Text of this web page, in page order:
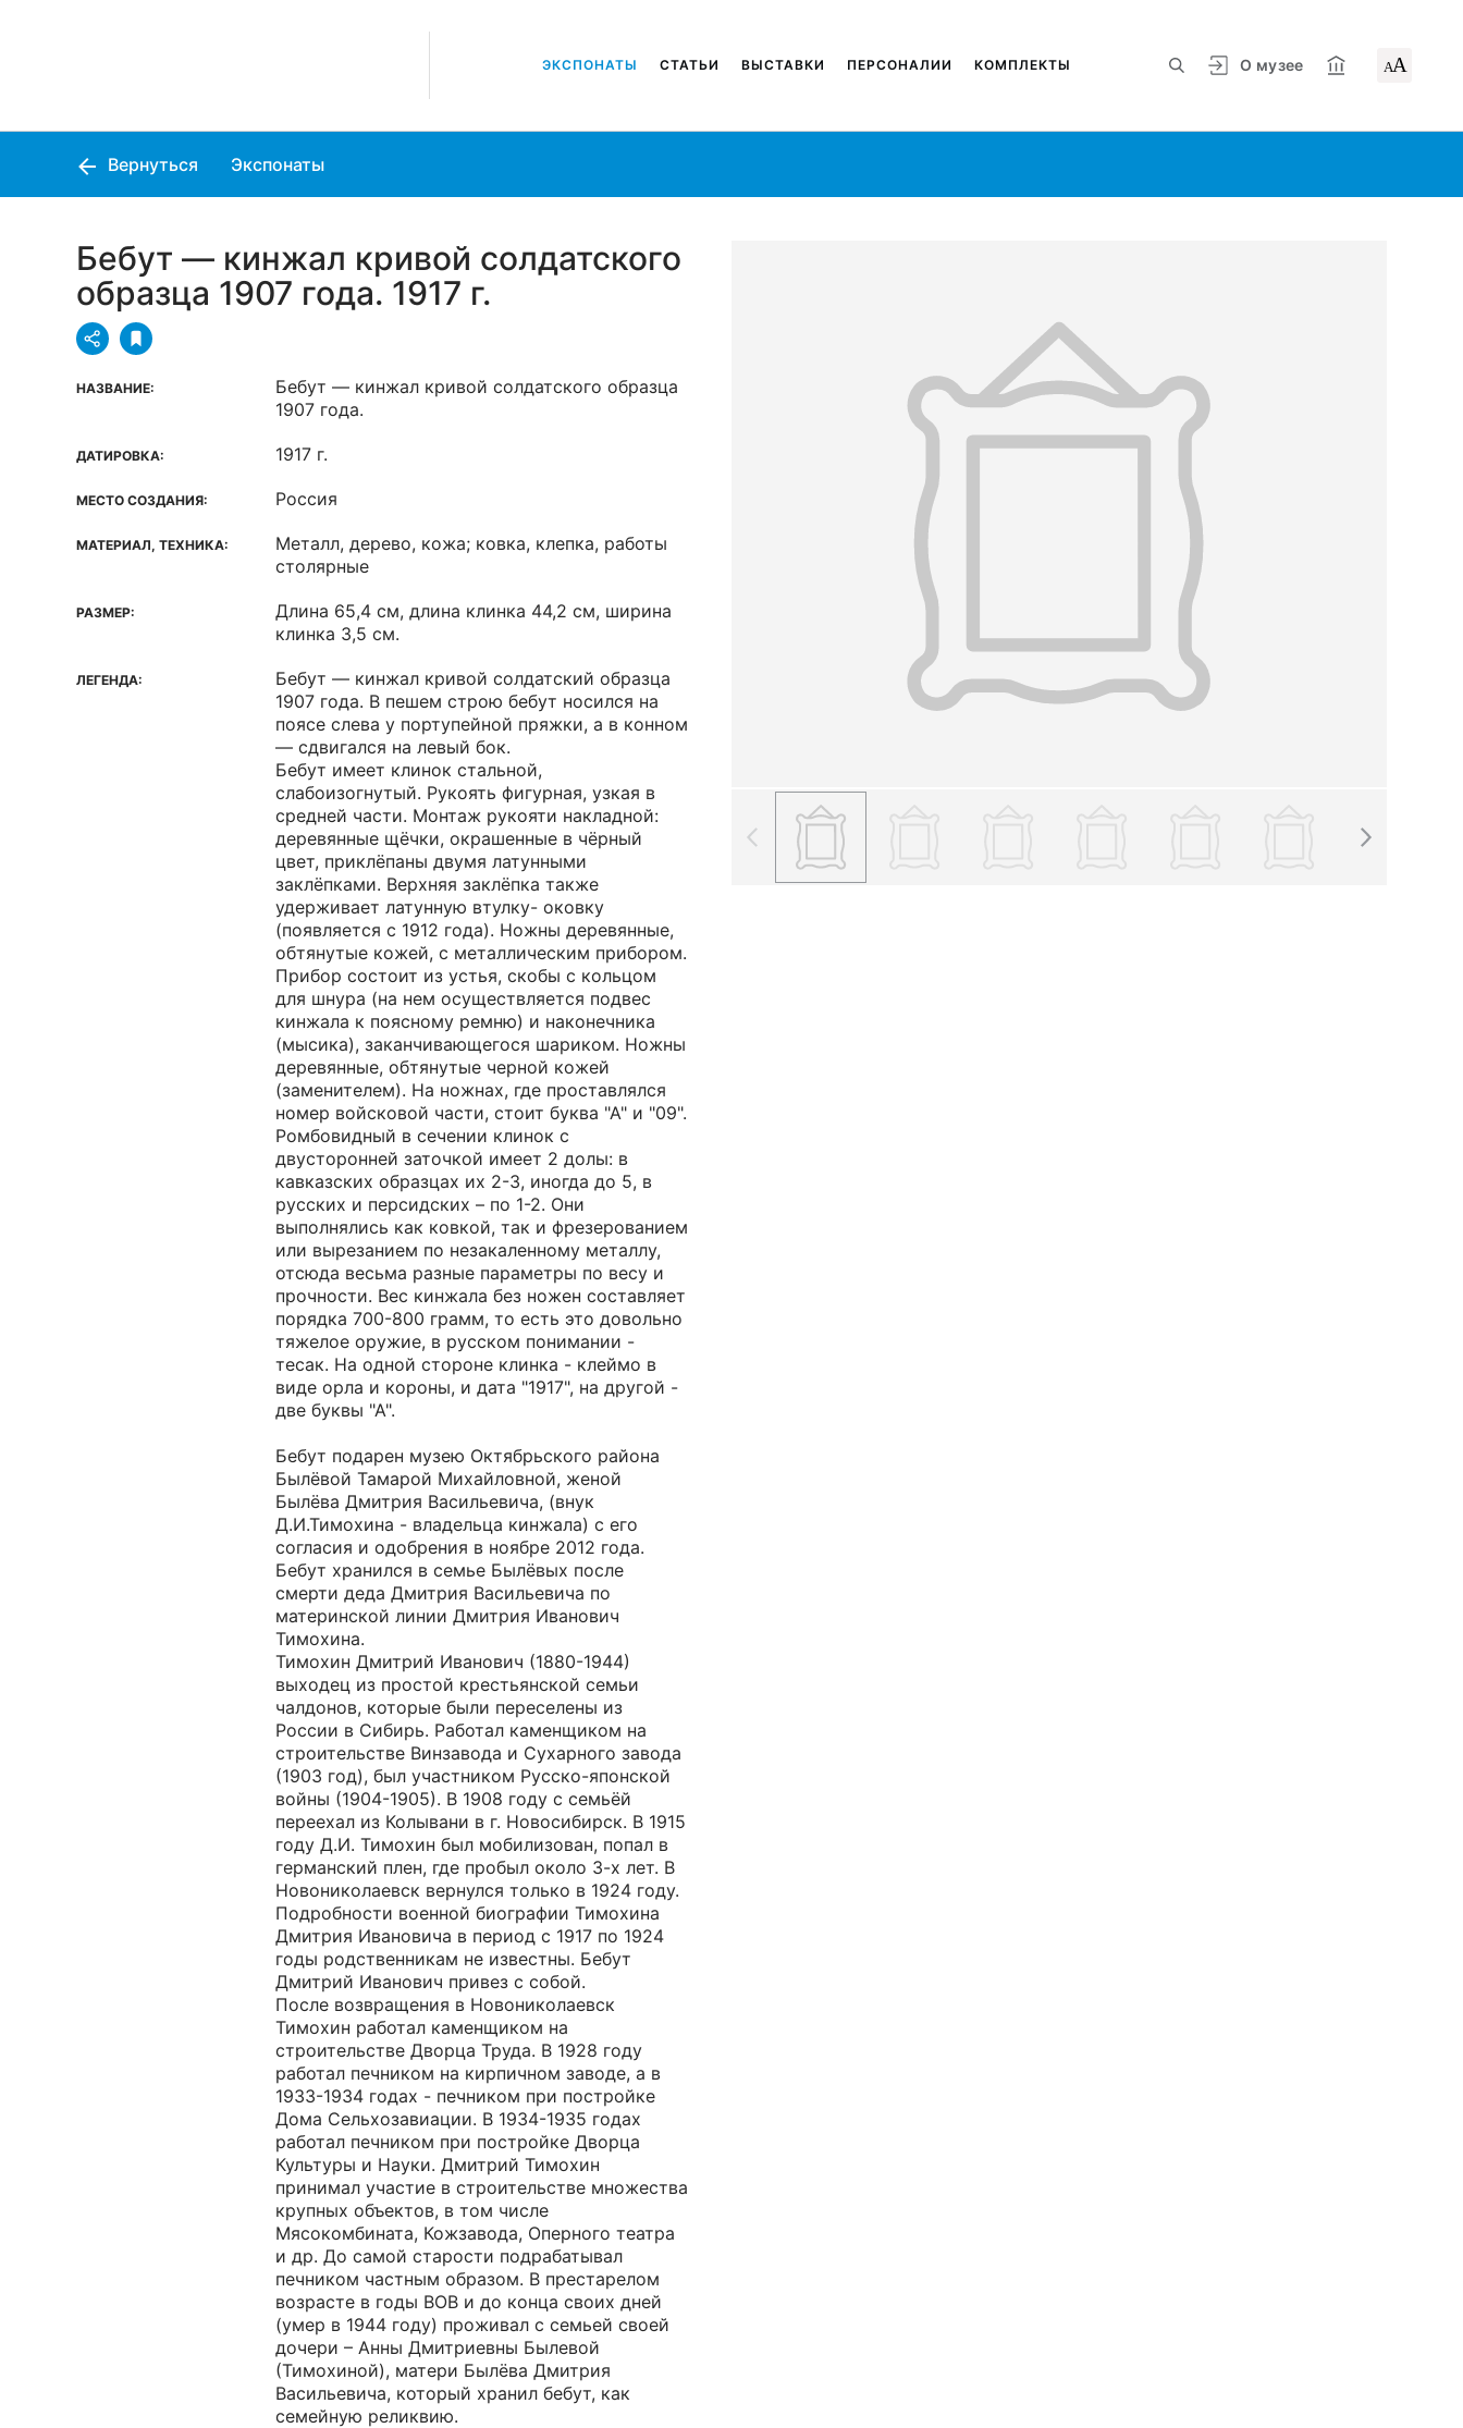
О музее АА
ЭКСПОНАТЫ СТАТЬИ ВЫСТАВКИ ПЕРСОНАЛИИ КОМПЛЕКТЫ
Вернуться Экспонаты
Бебут — кинжал кривой солдатского
образца 1907 года. 1917 г.
НАЗВАНИЕ:
Бебут — кинжал кривой солдатского образца
1907 года.
ДАТИРОВКА: 1917 г.
МЕСТО СОЗДАНИЯ: Россия
МАТЕРИАЛ, ТЕХНИКА:
Металл, дерево, кожа; ковка, клепка, работы
столярные
РАЗМЕР:
Длина 65,4 см, длина клинка 44,2 см, ширина
клинка 3,5 см.
ЛЕГЕНДА:
Бебут — кинжал кривой солдатский образца
1907 года. В пешем строю бебут носился на
поясе слева у портупейной пряжки, а в конном
— сдвигался на левый бок.
Бебут имеет клинок стальной,
слабоизогнутый. Рукоять фигурная, узкая в
средней части. Монтаж рукояти накладной:
деревянные щёчки, окрашенные в чёрный
цвет, приклёпаны двумя латунными
заклёпками. Верхняя заклёпка также
удерживает латунную втулку- оковку
(появляется с 1912 года). Ножны деревянные,
обтянутые кожей, с металлическим прибором.
Прибор состоит из устья, скобы с кольцом
для шнура (на нем осуществляется подвес
кинжала к поясному ремню) и наконечника
(мысика), заканчивающегося шариком. Ножны
деревянные, обтянутые черной кожей
(заменителем). На ножнах, где проставлялся
номер войсковой части, стоит буква "А" и "09".
Ромбовидный в сечении клинок с
двусторонней заточкой имеет 2 долы: в
кавказских образцах их 2-3, иногда до 5, в
русских и персидских – по 1-2. Они
выполнялись как ковкой, так и фрезерованием
или вырезанием по незакаленному металлу,
отсюда весьма разные параметры по весу и
прочности. Вес кинжала без ножен составляет
порядка 700-800 грамм, то есть это довольно
тяжелое оружие, в русском понимании -
тесак. На одной стороне клинка - клеймо в
виде орла и короны, и дата "1917", на другой -
две буквы "А".
Бебут подарен музею Октябрьского района
Былёвой Тамарой Михайловной, женой
Былёва Дмитрия Васильевича, (внук
Д.И.Тимохина - владельца кинжала) с его
согласия и одобрения в ноябре 2012 года.
Бебут хранился в семье Былёвых после
смерти деда Дмитрия Васильевича по
материнской линии Дмитрия Иванович
Тимохина.
Тимохин Дмитрий Иванович (1880-1944)
выходец из простой крестьянской семьи
чалдонов, которые были переселены из
России в Сибирь. Работал каменщиком на
строительстве Винзавода и Сухарного завода
(1903 год), был участником Русско-японской
войны (1904-1905). В 1908 году с семьёй
переехал из Колывани в г. Новосибирск. В 1915
году Д.И. Тимохин был мобилизован, попал в
германский плен, где пробыл около 3-х лет. В
Новониколаевск вернулся только в 1924 году.
Подробности военной биографии Тимохина
Дмитрия Ивановича в период с 1917 по 1924
годы родственникам не известны. Бебут
Дмитрий Иванович привез с собой.
После возвращения в Новониколаевск
Тимохин работал каменщиком на
строительстве Дворца Труда. В 1928 году
работал печником на кирпичном заводе, а в
1933-1934 годах - печником при постройке
Дома Сельхозавиации. В 1934-1935 годах
работал печником при постройке Дворца
Культуры и Науки. Дмитрий Тимохин
принимал участие в строительстве множества
крупных объектов, в том числе
Мясокомбината, Кожзавода, Оперного театра
и др. До самой старости подрабатывал
печником частным образом. В престарелом
возрасте в годы ВОВ и до конца своих дней
(умер в 1944 году) проживал с семьей своей
дочери – Анны Дмитриевны Былевой
(Тимохиной), матери Былёва Дмитрия
Васильевича, который хранил бебут, как
семейную реликвию.